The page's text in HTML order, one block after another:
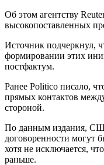
Об этом агентству
высокопоставленных
Источник подчеркнул,
формировании этих
постфактум.
Ранее Politico писало,
прямых контактов
стороной.
По данным издания,
договоренности могут
хотя не исключается,
раньше.